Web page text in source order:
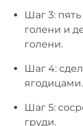
Шаг 3:
голени и
голени.
Шаг 4:
ягодицами.
Шаг 5:
груди.